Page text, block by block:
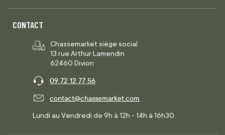
CONTACT
Chassemarket siège social
13 rue Arthur Lamendin
62460 Divion
09 72 12 77 56
contact@chassemarket.com
Lundi au Vendredi de 9h à 12h - 14h à 16h30